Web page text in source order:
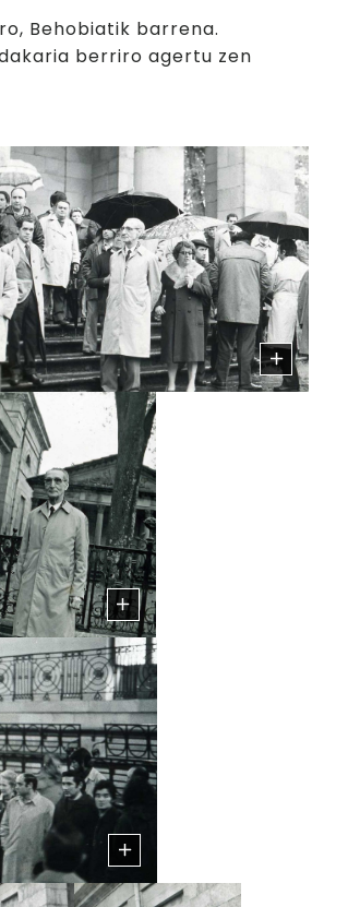
Behobiatik barrena.
berriro agertu zen